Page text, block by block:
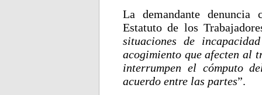
La demandante
Estatuto de los
situaciones de
acogimiento que afecten al
interrumpen el cómputo
acuerdo entre las partes”.